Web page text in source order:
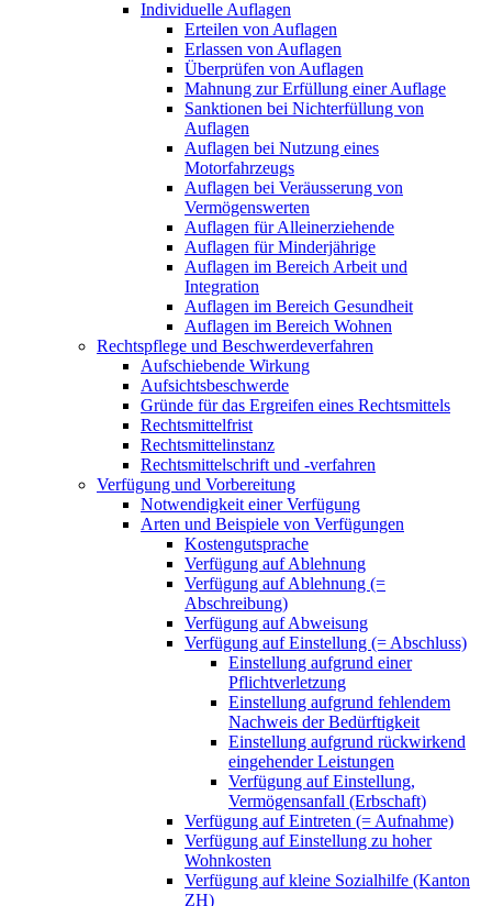
Individuelle Auflagen
Erteilen von Auflagen
Erlassen von Auflagen
Überprüfen von Auflagen
Mahnung zur Erfüllung einer Auflage
Sanktionen bei Nichterfüllung von
Auflagen
Auflagen bei Nutzung eines
Motorfahrzeugs
Auflagen bei Veräusserung von
Vermögenswerten
Auflagen für Alleinerziehende
Auflagen für Minderjährige
Auflagen im Bereich Arbeit und
Integration
Auflagen im Bereich Gesundheit
Auflagen im Bereich Wohnen
Rechtspflege und Beschwerdeverfahren
Aufschiebende Wirkung
Aufsichtsbeschwerde
Gründe für das Ergreifen eines Rechtsmittels
Rechtsmittelfrist
Rechtsmittelinstanz
Rechtsmittelschrift und -verfahren
Verfügung und Vorbereitung
Notwendigkeit einer Verfügung
Arten und Beispiele von Verfügungen
Kostengutsprache
Verfügung auf Ablehnung
Verfügung auf Ablehnung (=
Abschreibung)
Verfügung auf Abweisung
Verfügung auf Einstellung (= Abschluss)
Einstellung aufgrund einer
Pflichtverletzung
Einstellung aufgrund fehlendem
Nachweis der Bedürftigkeit
Einstellung aufgrund rückwirkend
eingehender Leistungen
Verfügung auf Einstellung,
Vermögensanfall (Erbschaft)
Verfügung auf Eintreten (= Aufnahme)
Verfügung auf Einstellung zu hoher
Wohnkosten
Verfügung auf kleine Sozialhilfe (Kanton
ZH)